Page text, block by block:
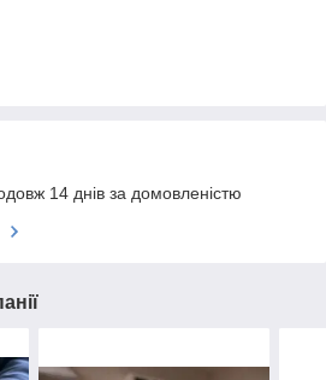
14 днів за домовленістю